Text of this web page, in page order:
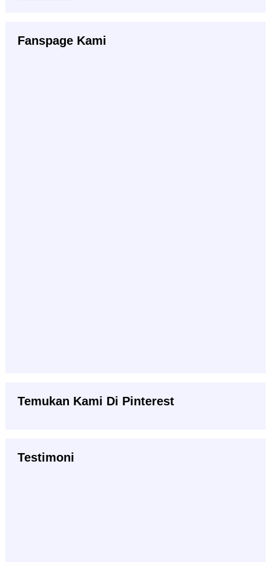
Fanspage Kami
Temukan Kami Di Pinterest
Testimoni